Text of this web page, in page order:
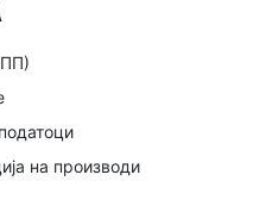
на производи